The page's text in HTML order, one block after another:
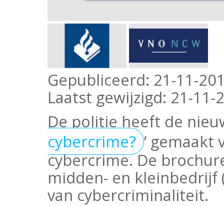
Gepubliceerd: 21-11-
Laatst gewijzigd: 21-11-
De politie heeft de
cybercrime? ’
cybercrime. De
midden- en kleinbedrijf
van cybercriminaliteit.